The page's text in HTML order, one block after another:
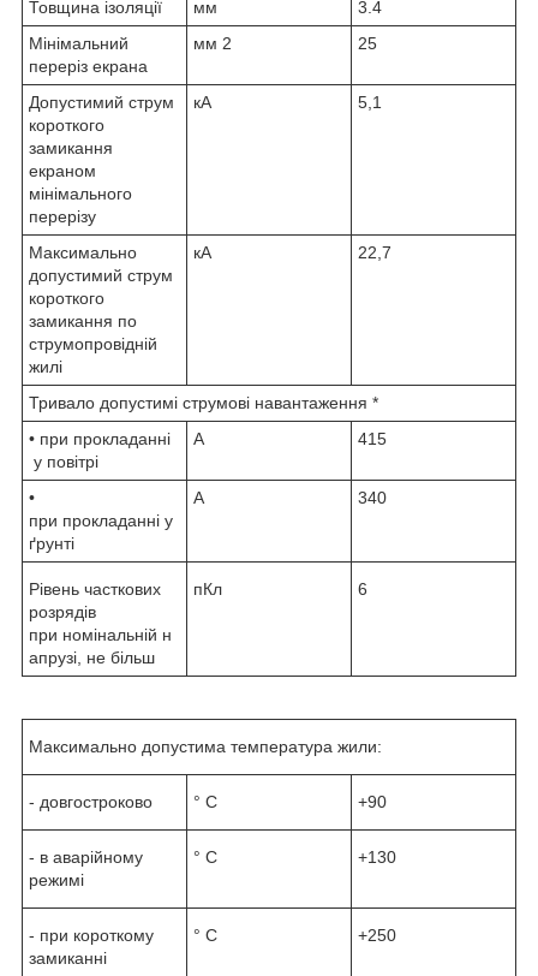
Товщина ізоляції мм
3.4
Мінімальний
переріз екрана
мм 2 25
Допустимий струм
короткого
замикання
екраном
мінімального
перерізу
кА 5,1
Максимально
допустимий струм
короткого
замикання по
струмопровідній
жилі
кА 22,7
Тривало допустимі струмові навантаження *
• при прокладанні
у повітрі
А 415
•
при прокладанні у
ґрунті
А 340
Рівень часткових
розрядів
при номінальній н
апрузі, не більш
пКл 6
Максимально допустима температура жили:
- довгостроково ° С +90
- в аварійному
режимі
° С +130
- при короткому
замиканні
° С +250